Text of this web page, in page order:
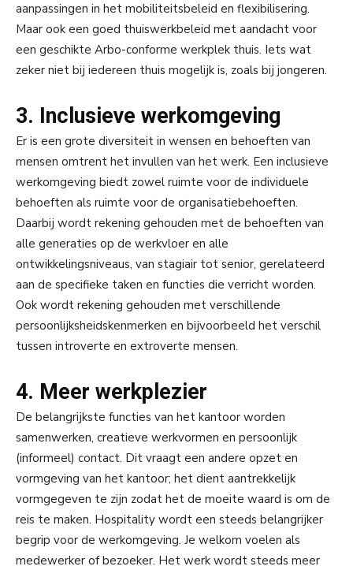
aanpassingen in het mobiliteitsbeleid en flexibilisering.
Maar ook een goed thuiswerkbeleid met aandacht voor
een geschikte Arbo-conforme werkplek thuis. Iets wat
zeker niet bij iedereen thuis mogelijk is, zoals bij jongeren.
3. Inclusieve werkomgeving
Er is een grote diversiteit in wensen en behoeften van
mensen omtrent het invullen van het werk. Een inclusieve
werkomgeving biedt zowel ruimte voor de individuele
behoeften als ruimte voor de organisatiebehoeften.
Daarbij wordt rekening gehouden met de behoeften van
alle generaties op de werkvloer en alle
ontwikkelingsniveaus, van stagiair tot senior, gerelateerd
aan de specifieke taken en functies die verricht worden.
Ook wordt rekening gehouden met verschillende
persoonlijksheidskenmerken en bijvoorbeeld het verschil
tussen introverte en extroverte mensen.
4. Meer werkplezier
De belangrijkste functies van het kantoor worden
samenwerken, creatieve werkvormen en persoonlijk
(informeel) contact. Dit vraagt een andere opzet en
vormgeving van het kantoor; het dient aantrekkelijk
vormgegeven te zijn zodat het de moeite waard is om de
reis te maken. Hospitality wordt een steeds belangrijker
begrip voor de werkomgeving. Je welkom voelen als
medewerker of bezoeker. Het werk wordt steeds meer